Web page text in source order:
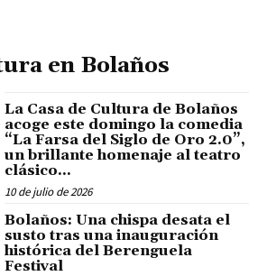
en Bolaños
La Casa de Cultura de Bolaños
acoge este domingo la comedia
“La Farsa del Siglo de Oro 2.0”,
un brillante homenaje al teatro
clásico...
10 de julio de 2026
Bolaños: Una chispa desata el
susto tras una inauguración
histórica del Berenguela
Festival